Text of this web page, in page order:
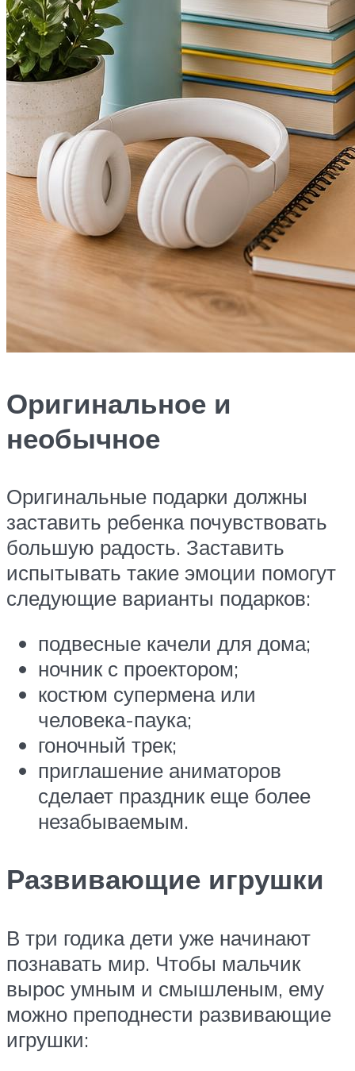
Оригинальное и
необычное
Оригинальные подарки должны
заставить ребенка почувствовать
большую радость. Заставить
испытывать такие эмоции помогут
следующие варианты подарков:
подвесные качели для дома;
ночник с проектором;
костюм супермена или
человека-паука;
гоночный трек;
приглашение аниматоров
сделает праздник еще более
незабываемым.
Развивающие игрушки
В три годика дети уже начинают
познавать мир. Чтобы мальчик
вырос умным и смышленым, ему
можно преподнести развивающие
игрушки: